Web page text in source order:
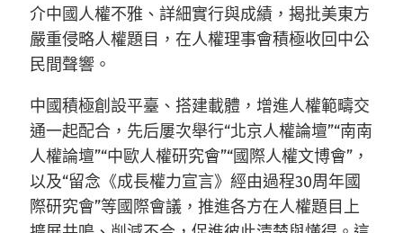
介中國人權不雅、詳細實行與成績，揭批美東方
嚴重侵略人權題目，在人權理事會積極收回中公
民間聲響。
中國積極創設平臺、搭建載體，增進人權範疇交
通一起配合，先后屢次舉行“北京人權論壇”“南南
人權論壇”“中歐人權研究會”“國際人權文博會”，
以及“留念《成長權力宣言》經由過程30周年國
際研究會”等國際會議，推進各方在人權題目上